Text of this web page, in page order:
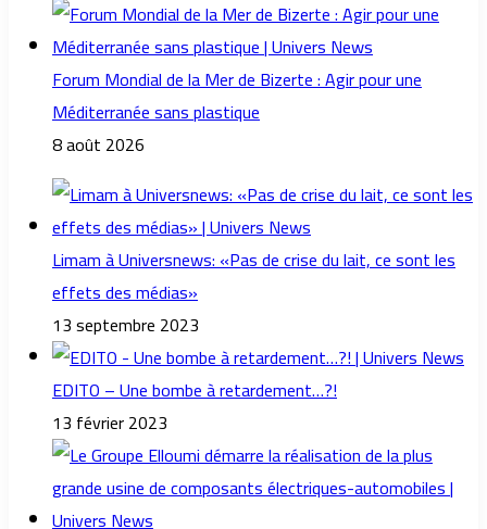
Forum Mondial de la Mer de Bizerte : Agir pour une
Méditerranée sans plastique
8 août 2026
Limam à Universnews: «Pas de crise du lait, ce sont les
effets des médias»
13 septembre 2023
EDITO – Une bombe à retardement…?!
13 février 2023